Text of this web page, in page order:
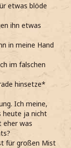
etwas blöde
ihn etwas
in meine Hand
im falschen
hinsetze*
Ich meine,
heute ja nicht
eher was
für großen Mist